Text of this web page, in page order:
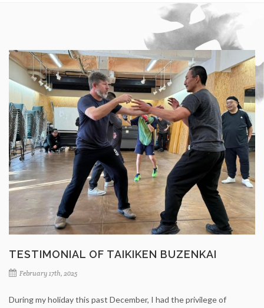
TESTIMONIAL OF TAIKIKEN BUZENKAI
February 17th, 2025
During my holiday this past December, I had the privilege of